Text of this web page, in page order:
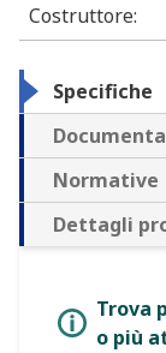
Costruttore:
Specifiche
Normative
Dettagli
Trova
o più